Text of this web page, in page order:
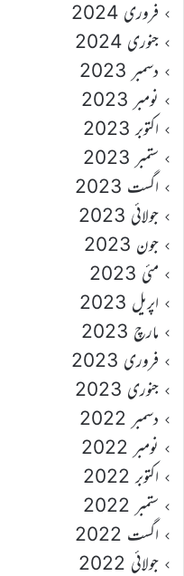
فروری 2024
جنوری 2024
دسمبر 2023
نومبر 2023
اکتوبر 2023
ستمبر 2023
اگست 2023
جولائی 2023
جون 2023
مئی 2023
اپریل 2023
مارچ 2023
فروری 2023
جنوری 2023
دسمبر 2022
نومبر 2022
اکتوبر 2022
ستمبر 2022
اگست 2022
جولائی 2022